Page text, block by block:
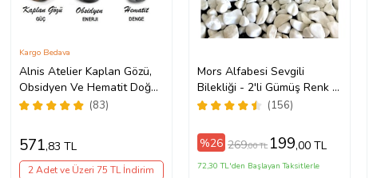
Alnis Atelier Kaplan Gözü,
Obsidyen Ve Hematit Doğal
Taş Erkek Bileklik (KAHVE-
(83)
Kargo Bedava
571,83 TL
2 Adet ve Üzeri 75 TL İndirim
Mors Alfabesi Sevgili
Bilekliği - 2'li Gümüş Renk +
(1 Adet Hediye Bileklik)
(156)
%26 269,00 TL 199,00 TL
72,30 TL'den Başlayan Taksitlerle